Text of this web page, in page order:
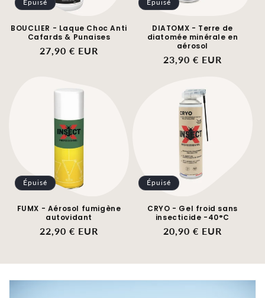
Épuisé
BOUCLIER - Laque Choc Anti
Cafards & Punaises
Prix
27,90 € EUR
Épuisé
DIATOMX - Terre de
diatomée minérale en
aérosol
Prix
23,90 € EUR
Épuisé
FUMX - Aérosol fumigène
autovidant
Prix
22,90 € EUR
Épuisé
CRYO - Gel froid sans
insecticide -40°C
Prix
20,90 € EUR